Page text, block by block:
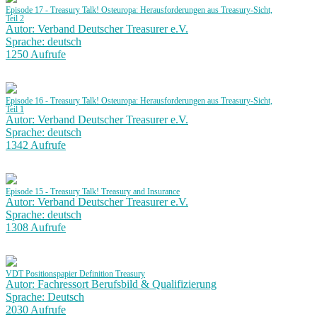
Episode 17 - Treasury Talk! Osteuropa: Herausforderungen aus Treasury-Sicht,
Teil 2
Autor: Verband Deutscher Treasurer e.V.
Sprache: deutsch
1250 Aufrufe
Episode 16 - Treasury Talk! Osteuropa: Herausforderungen aus Treasury-Sicht,
Teil 1
Autor: Verband Deutscher Treasurer e.V.
Sprache: deutsch
1342 Aufrufe
Episode 15 - Treasury Talk! Treasury and Insurance
Autor: Verband Deutscher Treasurer e.V.
Sprache: deutsch
1308 Aufrufe
VDT Positionspapier Definition Treasury
Autor: Fachressort Berufsbild & Qualifizierung
Sprache: Deutsch
2030 Aufrufe